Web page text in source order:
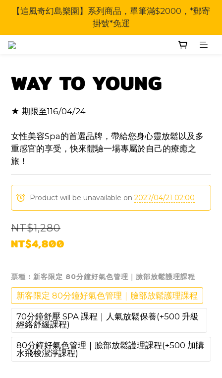
【追風奇幻島樂園】系列商品，單筆滿$2000，*郵寄
掛號*免運
WAY TO YOUNG
★ 期限至116/04/24
女性美容Spa的首選品牌，帶給您身心靈放鬆以及多
重感官的享受，快來體驗一場專屬於自己的療癒之
旅！
Product will be unavailable on 2027/04/21 02:00
NT$1,280
NT$4,800
票種 : 新客限定 80分鐘好氣色管理｜臉部放鬆護理課程
新客限定 80分鐘好氣色管理｜臉部放鬆護理課程
70分鐘舒壓 SPA 課程｜人氣放鬆保養(+500 升級
經絡舒緩課程)
80分鐘好氣色管理｜臉部放鬆護理課程(+500 加購
水飛梭潔淨課程)